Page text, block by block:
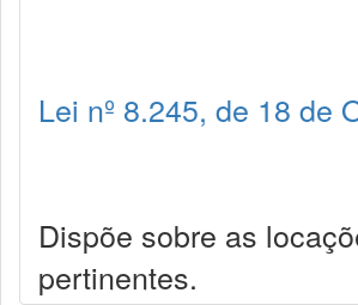
Lei nº 8.245, de 18 de
Dispõe sobre as
pertinentes.